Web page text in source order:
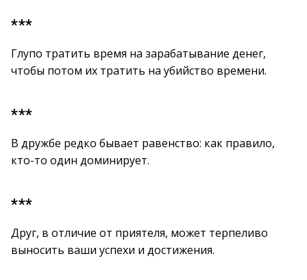
***
Глупо тратить время на зарабатывание денег,
чтобы потом их тратить на убийство времени.
***
В дружбе редко бывает равенство: как правило,
кто-то один доминирует.
***
Друг, в отличие от приятеля, может терпеливо
выносить ваши успехи и достижения.